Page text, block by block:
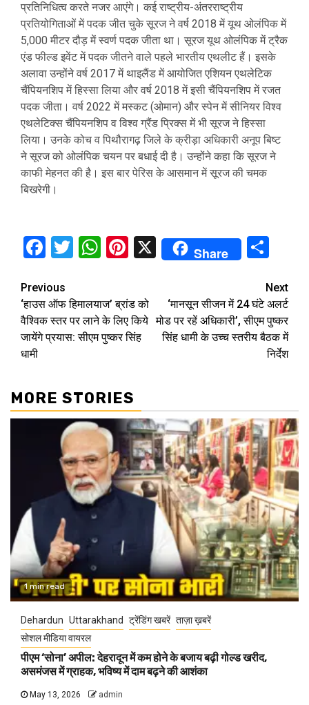
प्रतिनिधित्व करते नजर आएंगे। कई राष्ट्रीय-अंतरराष्ट्रीय
प्रतियोगिताओं में पदक जीत चुके सूरज ने वर्ष 2018 में यूथ ओलंपिक में
5,000 मीटर दौड़ में स्वर्ण पदक जीता था। सूरज यूथ ओलंपिक में ट्रैक
एंड फील्ड इवेंट में पदक जीतने वाले पहले भारतीय एथलीट हैं। इसके
अलावा उन्होंने वर्ष 2017 में थाइलैंड में आयोजित एशियन एथलेटिक
चैंपियनशिप में हिस्सा लिया और वर्ष 2018 में इसी चैंपियनशिप में रजत
पदक जीता। वर्ष 2022 में मस्कट (ओमान) और स्पेन में सीनियर विश्व
एथलेटिक्स चैंपियनशिप व विश्व ग्रैंड प्रिक्स में भी सूरज ने हिस्सा
लिया। उनके कोच व पिथौरागढ़ जिले के क्रीड़ा अधिकारी अनूप बिष्ट
ने सूरज को ओलंपिक चयन पर बधाई दी है। उन्होंने कहा कि सूरज ने
काफी मेहनत की है। इस बार पेरिस के आसमान में सूरज की चमक
बिखरेगी।
Facebook
Twitter
WhatsApp
Pinterest
X Share
Continue
Reading
Previous
‘हाउस ऑफ हिमालयाज’ ब्रांड को
वैश्विक स्तर पर लाने के लिए किये
जायेंगे प्रयास: सीएम पुष्कर सिंह
धामी
Next
‘मानसून सीजन में 24 घंटे अलर्ट
मोड पर रहें अधिकारी’, सीएम पुष्कर
सिंह धामी के उच्च स्तरीय बैठक में
निर्देश
MORE STORIES
1 min read
Dehardun Uttarakhand ट्रेंडिंग खबरें ताज़ा ख़बरें
सोशल मीडिया वायरल
पीएम ‘सोना’ अपील: देहरादून में कम होने के बजाय बढ़ी गोल्ड खरीद,
असमंजस में ग्राहक, भविष्य में दाम बढ़ने की आशंका
May 13, 2026 admin